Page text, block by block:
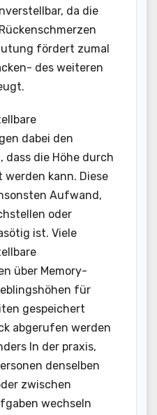
da die
fördert zumal
des weiteren
dabei den
die Höhe durch
kann. Diese
Aufwand,
oder
ist. Viele
über Memory-
für
gespeichert
abgerufen werden
In der praxis,
denselben
zwischen
wechseln